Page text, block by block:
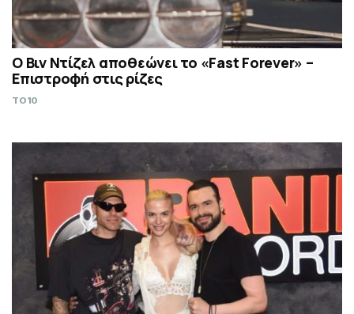
Ο Βιν Ντίζελ αποθεώνει το «Fast Forever» –
Επιστροφή στις ρίζες
TO10